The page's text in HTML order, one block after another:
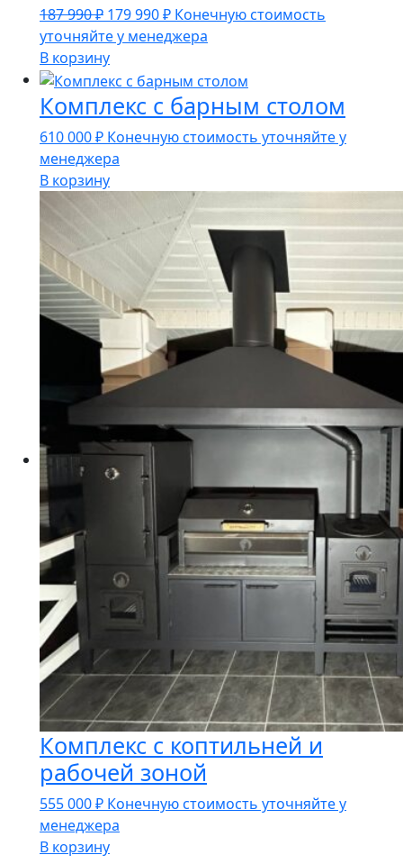
187 990₽ Первоначальная
цена
составляла
187
990 ₽.
179 990₽Текущая
цена:
990 ₽.
Конечную стоимость
уточняйте у менеджера
В корзину
Комплекс с барным столом
610 000₽ Конечную стоимость уточняйте у
менеджера
В корзину
Комплекс с коптильней и
рабочей зоной
555 000₽ Конечную стоимость уточняйте у
менеджера
В корзину